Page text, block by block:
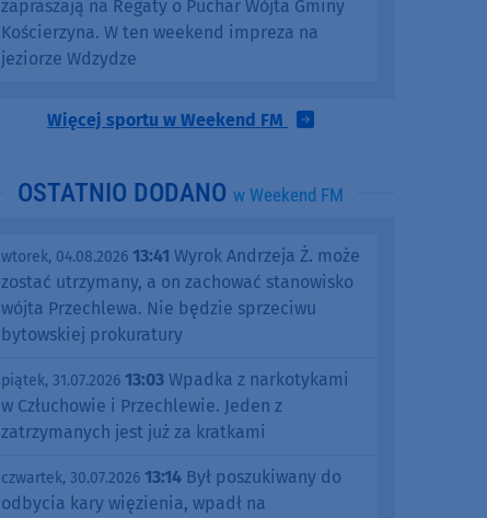
zapraszają na Regaty o Puchar Wójta Gminy
Kościerzyna. W ten weekend impreza na
jeziorze Wdzydze
Więcej sportu w Weekend FM
OSTATNIO DODANO w Weekend FM
wtorek, 04.08.2026 13:41 Wyrok Andrzeja Ż. może
zostać utrzymany, a on zachować stanowisko
wójta Przechlewa. Nie będzie sprzeciwu
bytowskiej prokuratury
piątek, 31.07.2026 13:03 Wpadka z narkotykami
w Człuchowie i Przechlewie. Jeden z
zatrzymanych jest już za kratkami
czwartek, 30.07.2026 13:14 Był poszukiwany do
odbycia kary więzienia, wpadł na